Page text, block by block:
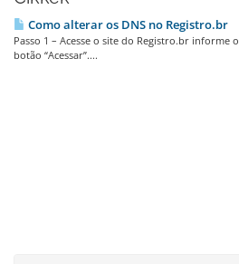
Como alterar os DNS no Registro.br
Passo 1 – Acesse o site do Registro.br informe
botão “Acessar”....